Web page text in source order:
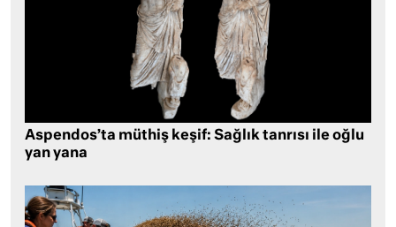
Aspendos’ta müthiş keşif: Sağlık tanrısı ile oğlu
yan yana